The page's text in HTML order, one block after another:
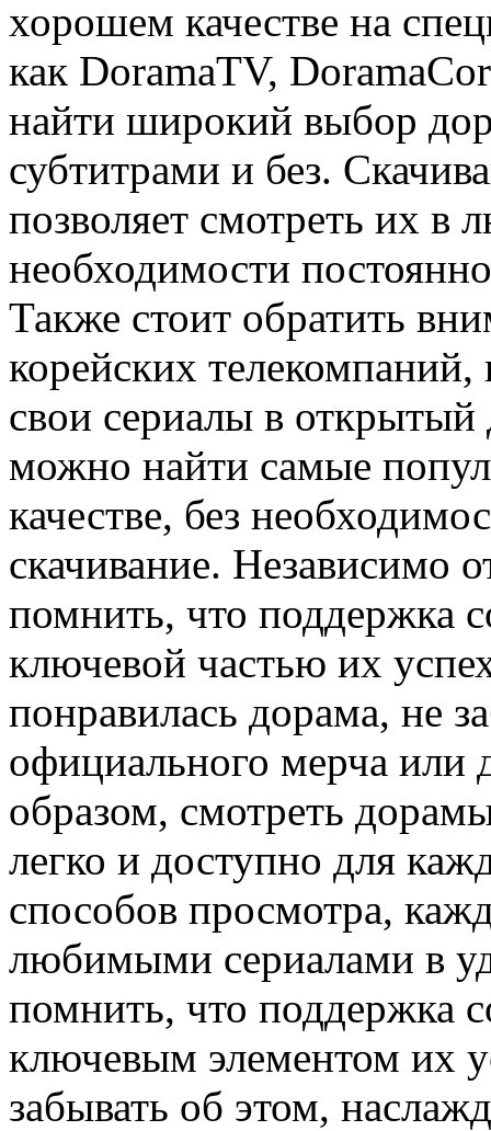
хорошем качестве на
как DoramaTV,
найти широкий выбор
субтитрами и без.
позволяет смотреть их в
необходимости
Также стоит обратить
корейских
свои сериалы в открытый
можно найти самые
качестве, без
скачивание. Независимо
помнить, что поддержка
ключевой частью их
понравилась дорама, не
официального мерча
образом, смотреть
легко и доступно для
способов просмотра,
любимыми сериалами в
помнить, что поддержка
ключевым элементом их
забывать об этом,